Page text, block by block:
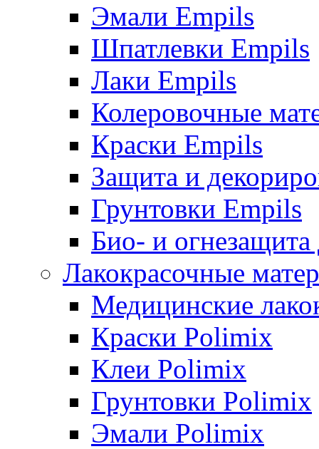
Эмали Empils
Шпатлевки Empils
Лаки Empils
Колеровочные
Краски Empils
Защита и
Грунтовки Empils
Био- и
Лакокрасочные
Медицинские
Краски Polimix
Клеи Polimix
Грунтовки Polimix
Эмали Polimix